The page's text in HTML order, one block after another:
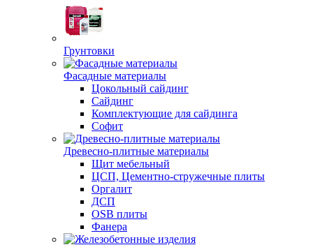
Грунтовки
Фасадные материалы
Цокольный сайдинг
Сайдинг
Комплектующие для сайдинга
Софит
Древесно-плитные материалы
Щит мебельный
ЦСП, Цементно-стружечные плиты
Оргалит
ДСП
OSB плиты
Фанера